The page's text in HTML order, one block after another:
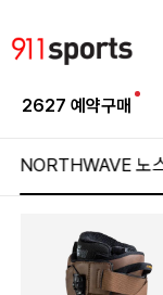
2627 예약구매
NORTHWAVE 노